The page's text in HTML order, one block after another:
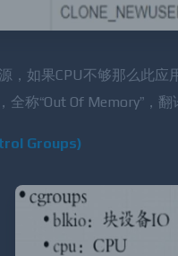
，如果CPU不够那么此
全称“Out Of Memory”，翻
Groups)